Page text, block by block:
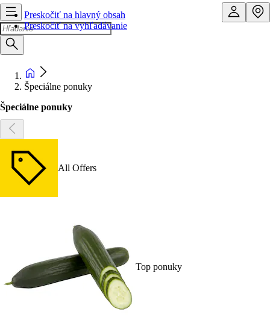
Preskočiť na hlavný obsah
Preskočiť na vyhľadávanie
Špeciálne ponuky
Špeciálne ponuky
All Offers
Top ponuky